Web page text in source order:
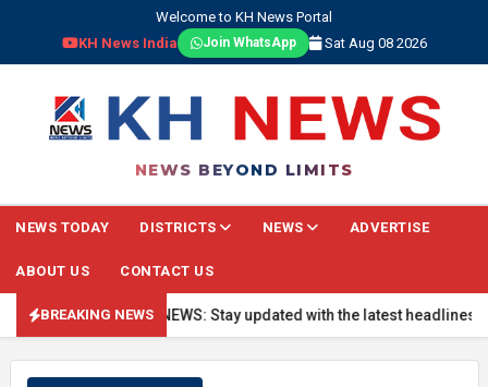
Welcome to KH News Portal
KH News India
Join WhatsApp Sat Aug 08 2026
NEWS BEYOND LIMITS
NEWS TODAY DISTRICTS NEWS ADVERTISE
ABOUT US CONTACT US
BREAKING NEWS
🔴 BREAKING NEWS: Stay updated with the latest headlines,